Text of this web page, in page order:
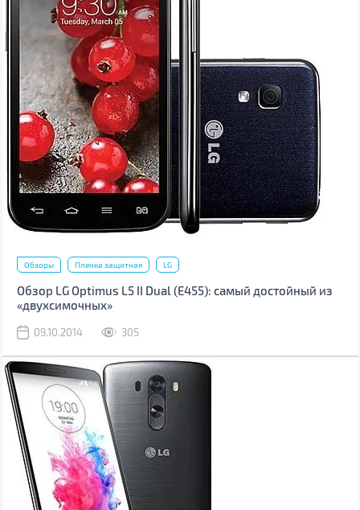
Обзоры Пленка защитная LG
Обзор LG Optimus L5 II Dual (Е455): самый достойный из
«двухсимочных»
09.10.2014 305